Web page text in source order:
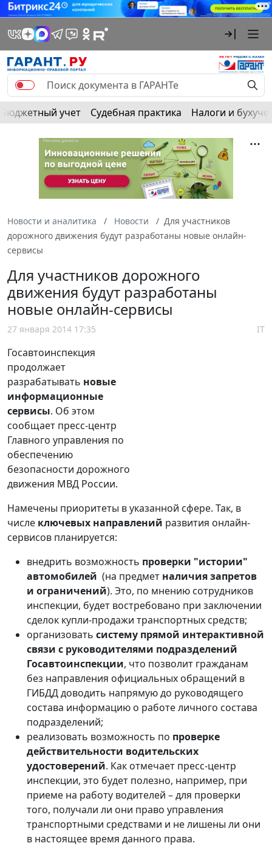
Бюджетный учет Судебная практика Налоги и
Новости и аналитика Новости
Для участников
дорожного движения будут разработаны новые онлайн-
сервисы
Для участников дорожного
движения будут разработаны
новые онлайн-сервисы
27 января 2014 17:35 IT
Госавтоинспекция
продолжает
разрабатывать новые
информационные
сервисы. Об этом
сообщает пресс-центр
Главного управления по
обеспечению
безопасности дорожного
движения МВД России.
Намечены приоритеты в указанной сфере. Так, в
числе ключевых направлений развития онлайн-
сервисов планируется:
внедрить возможность проверки "истории"
автомобилей (на предмет наличия запретов
и ограничений). Это, по мнению сотрудников
инспекции, будет востребовано при заключении
сделок купли-продажи транспортных средств;
организовать систему прямой интерактивной
связи с руководителями подразделений
Госавтоинспекции, что позволит гражданам
без направления официальных обращений в
ГИБДД доводить напрямую до руководящего
состава информацию о работе личного состава
подразделений;
реализовать возможность по проверке
действительности водительских
удостоверений. Как отмечает пресс-центр
инспекции, это будет полезно, например, при
приеме на работу водителей – для проверки
того, получали ли они право управления
транспортными средствами и не лишены ли они
в настоящее время данного права.